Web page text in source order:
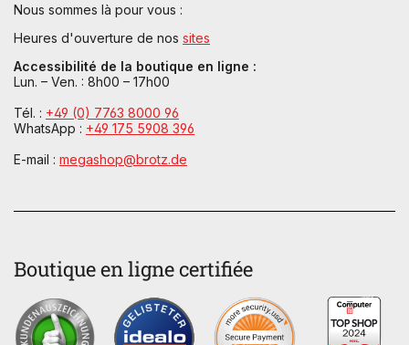
Nous sommes là pour vous :
Heures d'ouverture de nos sites
Accessibilité de la boutique en ligne :
Lun. – Ven. : 8h00 – 17h00
Tél. : +49 (0) 7763 8000 96
WhatsApp : +49 175 5908 396
E-mail : megashop@brotz.de
Boutique en ligne certifiée